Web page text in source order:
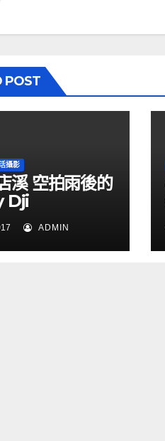
POST
攝影
溪 空拍雨後的
Dji
ADMIN